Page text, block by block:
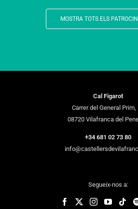
MOSTRA TOTS ELS
Cal Figarot
Carrer del General Prim,
08720 Vilafranca del
+34 681 02 73 80
Segueix-nos a: